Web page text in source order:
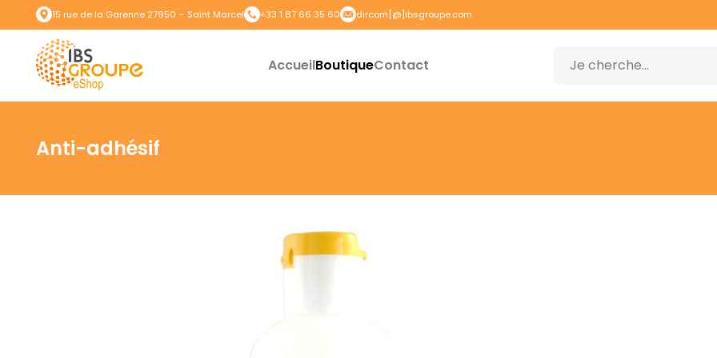
15 rue de la Garenne 27950 – Saint Marcel +33 1 87 66 35 60 dircom[@]ibsgroupe.com
AccueilBoutiqueContact
Anti-adhésif